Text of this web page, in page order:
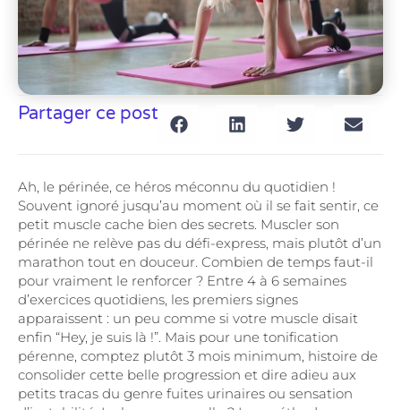
Partager ce post
Ah, le périnée, ce héros méconnu du quotidien !
Souvent ignoré jusqu’au moment où il se fait sentir, ce
petit muscle cache bien des secrets. Muscler son
périnée ne relève pas du défi-express, mais plutôt d’un
marathon tout en douceur. Combien de temps faut-il
pour vraiment le renforcer ? Entre 4 à 6 semaines
d’exercices quotidiens, les premiers signes
apparaissent : un peu comme si votre muscle disait
enfin “Hey, je suis là !”. Mais pour une tonification
pérenne, comptez plutôt 3 mois minimum, histoire de
consolider cette belle progression et dire adieu aux
petits tracas du genre fuites urinaires ou sensation